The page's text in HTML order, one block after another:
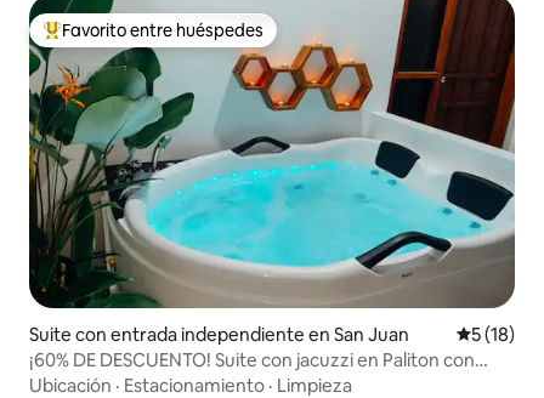
De los mejores en Favorito entre huéspedes
Favorito entre huéspedes
Suite con entrada independiente en San Juan
5 (18)
¡60% DE DESCUENTO! Suite con jacuzzi en Paliton con
energía solar y Starlink
Ubicación · Estacionamiento · Limpieza